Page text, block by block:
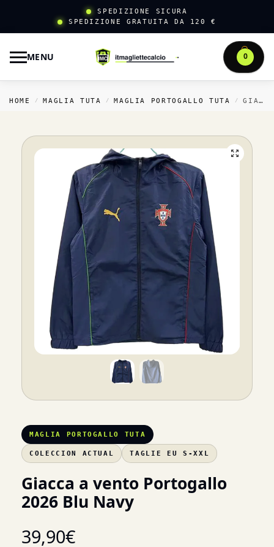
SPEDIZIONE SICURA
SPEDIZIONE GRATUITA DA 120 €
MENU 0
HOME / MAGLIA TUTA / MAGLIA PORTOGALLO TUTA / GIACCA A VENTO PORTOGALLO 2026 BLU NAVY
MAGLIA PORTOGALLO TUTA
COLECCION ACTUAL TAGLIE EU S-XXL
Giacca a vento Portogallo
2026 Blu Navy
39,90€